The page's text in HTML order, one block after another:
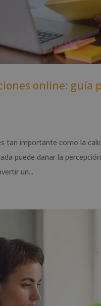
online: guía
tan importante como la
puede dañar la
un...